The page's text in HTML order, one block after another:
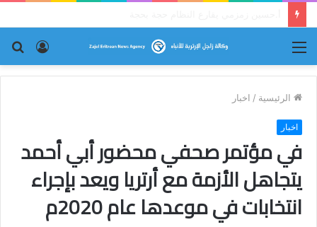
تسجيل
الدخول
الرئيسية / اخبار
اخبار
في مؤتمر صحفي محضور أبي أحمد
يتجاهل الأزمة مع أرتريا ويعد بإجراء
انتخابات في موعدها عام 2020م